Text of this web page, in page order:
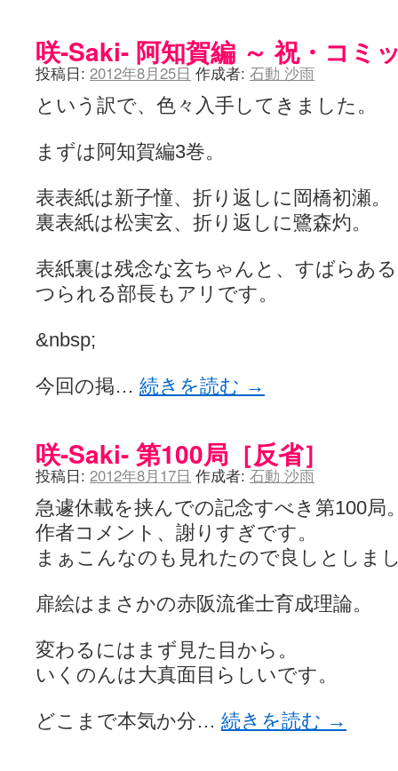
咲-Saki- 阿知賀編 ～ 祝・コミ
投稿日: 2012年8月25日 作成者: 石動 沙雨
という訳で、色々入手してきました。
まずは阿知賀編3巻。
表表紙は新子憧、折り返しに岡橋初瀬。
裏表紙は松実玄、折り返しに鷺森灼。
表紙裏は残念な玄ちゃんと、すばらあ
つられる部長もアリです。
&nbsp;
今回の掲… 続きを読む →
咲-Saki- 第100局［反省］
投稿日: 2012年8月17日 作成者: 石動 沙雨
急遽休載を挟んでの記念すべき第100局
作者コメント、謝りすぎです。
まぁこんなのも見れたので良しとしま
扉絵はまさかの赤阪流雀士育成理論。
変わるにはまず見た目から。
いくのんは大真面目らしいです。
どこまで本気か分… 続きを読む →